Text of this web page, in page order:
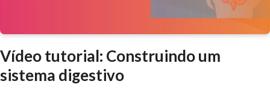
Vídeo tutorial: Construindo um
sistema digestivo